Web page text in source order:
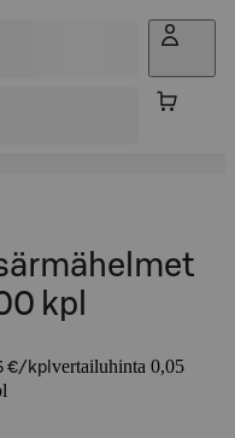
kpl
€/kpl vertailuhinta 0,05